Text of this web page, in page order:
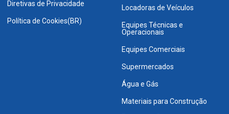
Diretivas de Privacidade
Política de Cookies(BR)
Locadoras de Veículos
Equipes Técnicas e
Operacionais
Equipes Comerciais
Supermercados
Água e Gás
Materiais para Construção